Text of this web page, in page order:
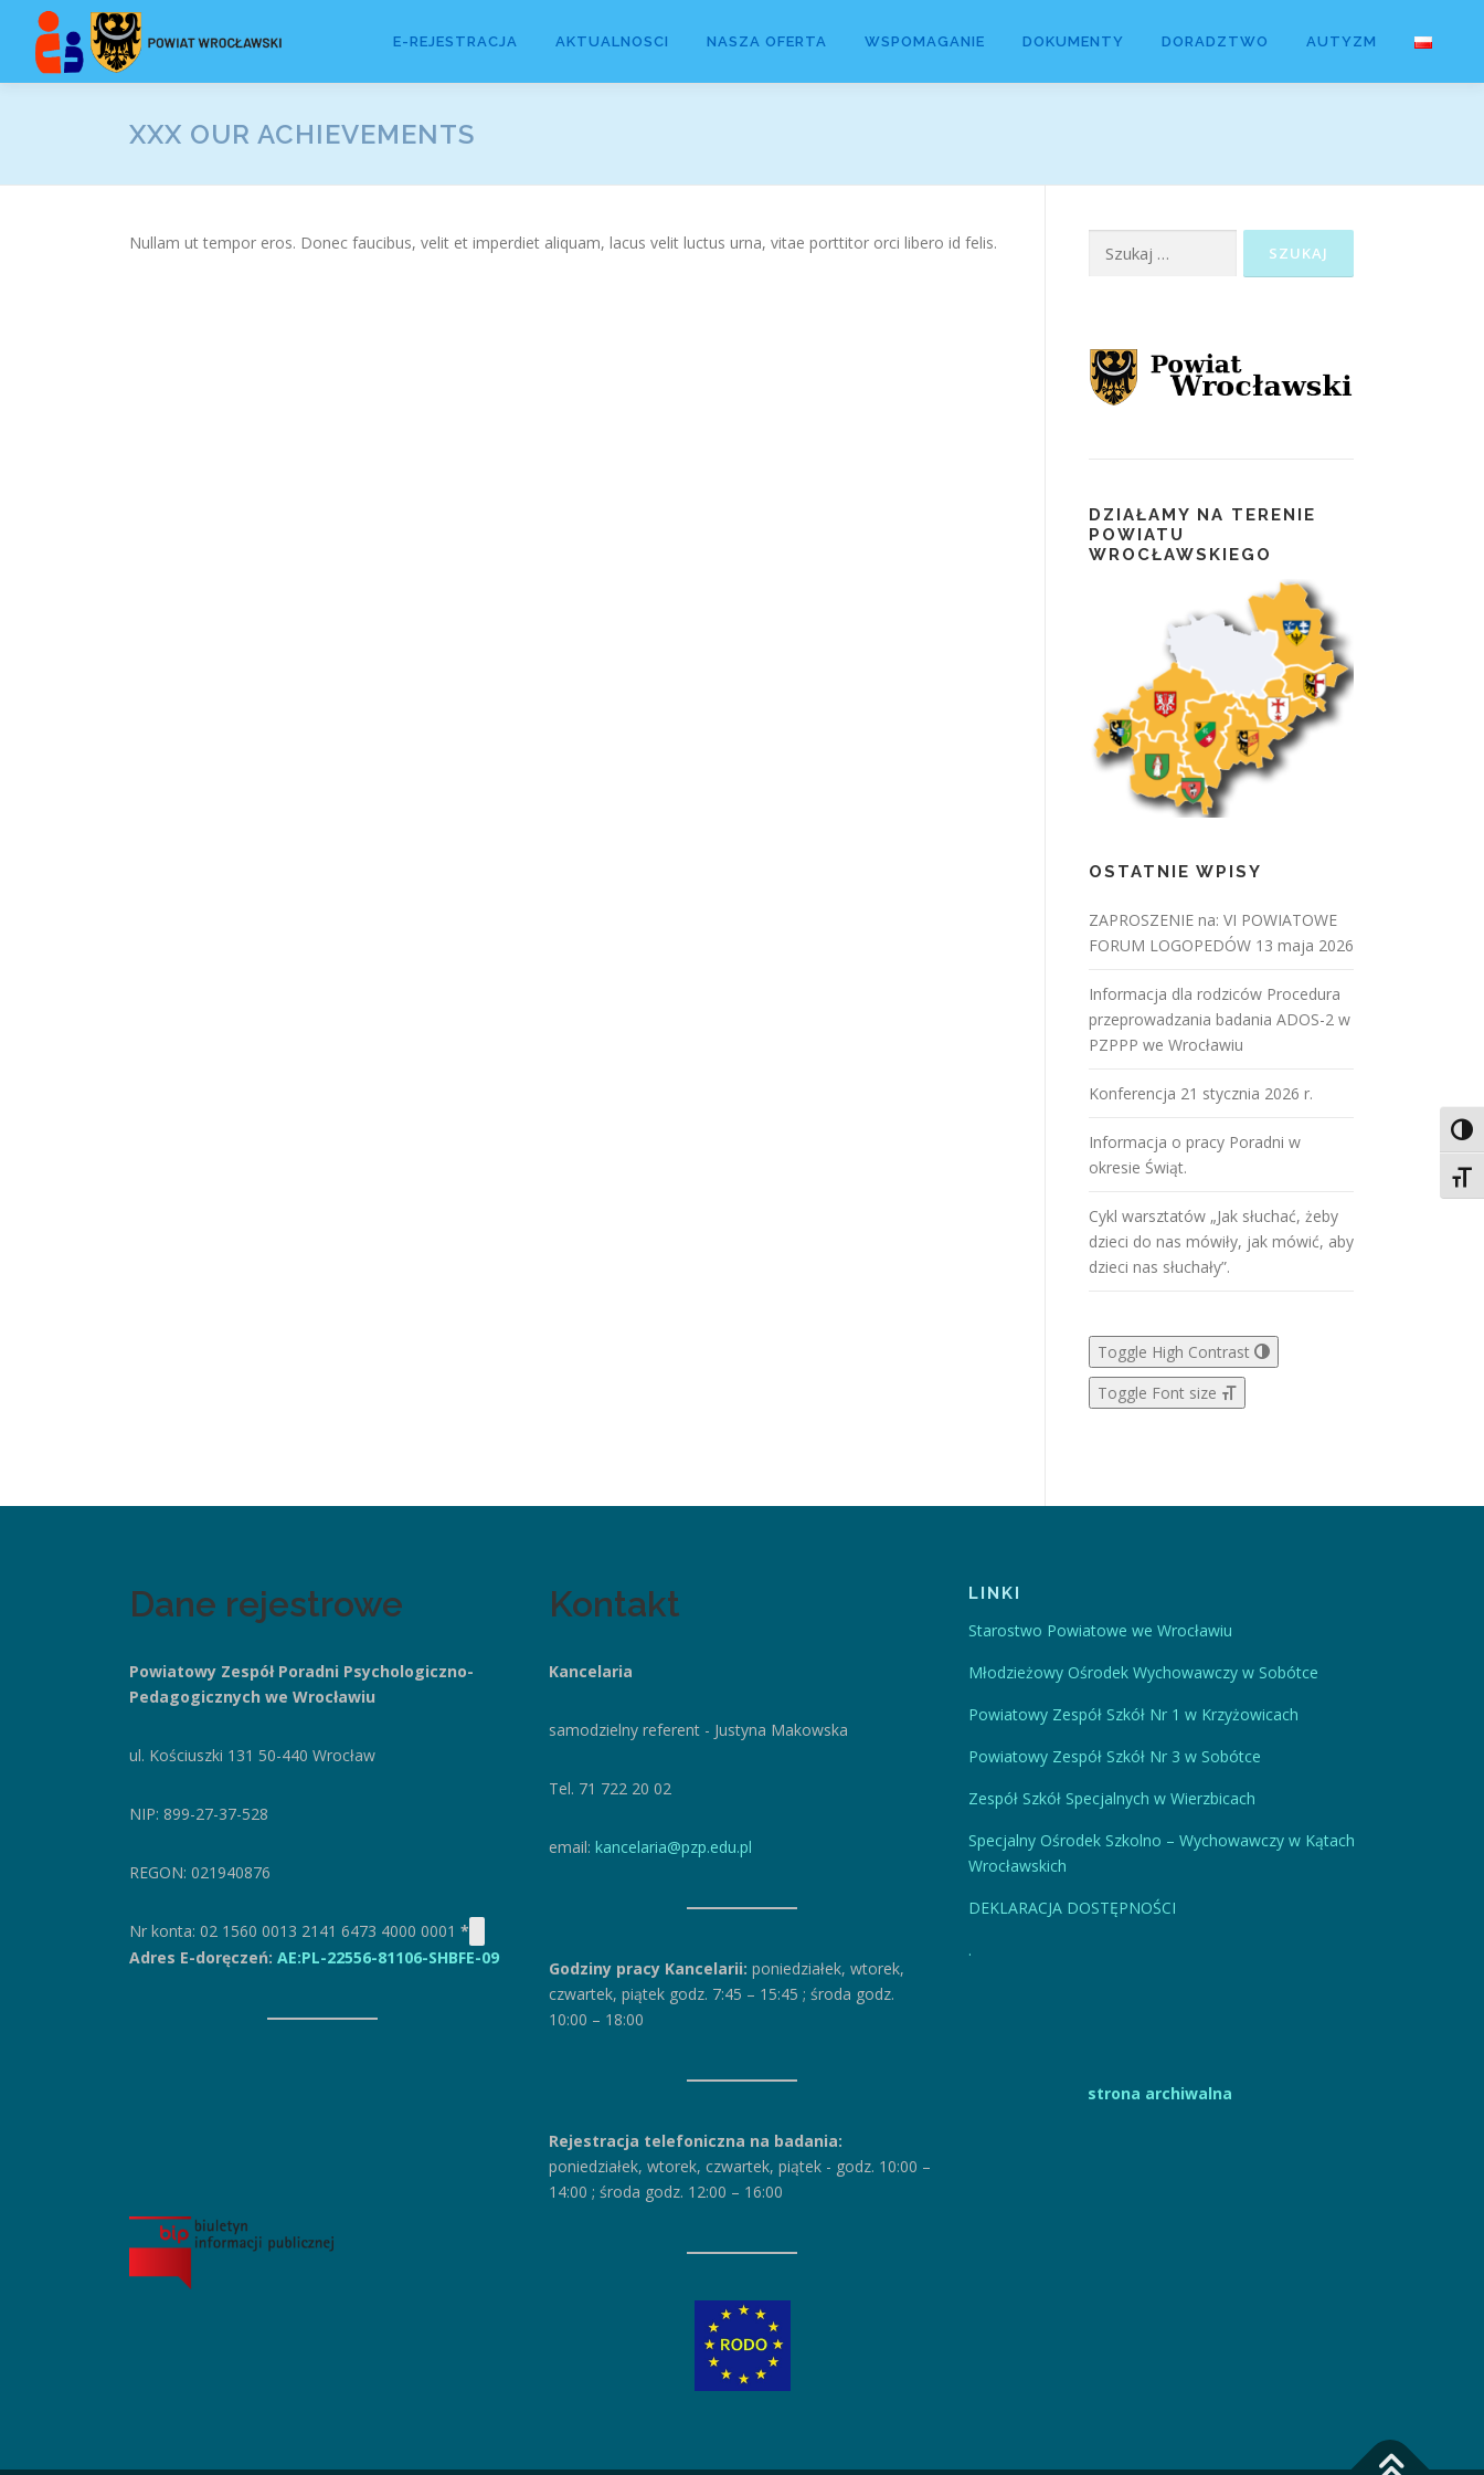
Przejdź
treści
E-REJESTRACJA AKTUALNOSCI NASZA OFERTA WSPOMAGANIE DOKUMENTY DORADZTWO AUTYZM
XXX OUR ACHIEVEMENTS
Nullam ut tempor eros. Donec faucibus, velit et imperdiet aliquam, lacus velit luctus urna, vitae porttitor orci libero id felis.
DZIAŁAMY NA TERENIE
POWIATU
WROCŁAWSKIEGO
OSTATNIE WPISY
ZAPROSZENIE na: VI POWIATOWE
FORUM LOGOPEDÓW 13 maja 2026
Informacja dla rodziców Procedura
przeprowadzania badania ADOS-2 w
PZPPP we Wrocławiu
Konferencja 21 stycznia 2026 r.
Informacja o pracy Poradni w
okresie Świąt.
Cykl warsztatów „Jak słuchać, żeby
dzieci do nas mówiły, jak mówić, aby
dzieci nas słuchały”.
Toggle High Contrast
Toggle Font size
Dane rejestrowe
Powiatowy Zespół Poradni Psychologiczno-
Pedagogicznych we Wrocławiu
ul. Kościuszki 131 50-440 Wrocław
NIP: 899-27-37-528
REGON: 021940876
Nr konta: 02 1560 0013 2141 6473 4000 0001 *
Adres E-doręczeń: AE:PL-22556-81106-SHBFE-09
Kontakt
Kancelaria
samodzielny referent - Justyna Makowska
Tel. 71 722 20 02
email: kancelaria@pzp.edu.pl
Godziny pracy Kancelarii: poniedziałek, wtorek,
czwartek, piątek godz. 7:45 – 15:45 ; środa godz.
10:00 – 18:00
Rejestracja telefoniczna na badania:
poniedziałek, wtorek, czwartek, piątek - godz. 10:00 –
14:00 ; środa godz. 12:00 – 16:00
LINKI
Starostwo Powiatowe we Wrocławiu
Młodzieżowy Ośrodek Wychowawczy w Sobótce
Powiatowy Zespół Szkół Nr 1 w Krzyżowicach
Powiatowy Zespół Szkół Nr 3 w Sobótce
Zespół Szkół Specjalnych w Wierzbicach
Specjalny Ośrodek Szkolno – Wychowawczy w Kątach
Wrocławskich
DEKLARACJA DOSTĘPNOŚCI
.
strona archiwalna